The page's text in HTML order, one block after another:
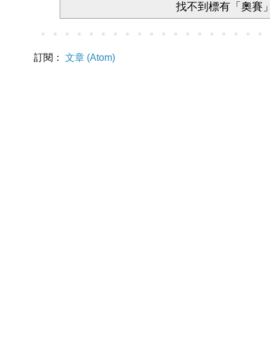
找不到標有「奧賽
訂閱： 文章 (Atom)